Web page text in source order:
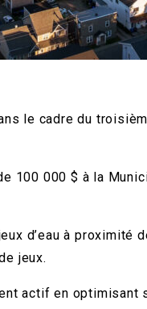
le cadre du
100 000 $ à la
d’eau à proximité
jeux.
actif en optimisant